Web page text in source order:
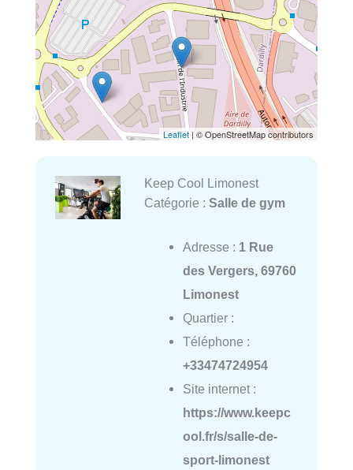
Leaflet | © OpenStreetMap contributors
Keep Cool Limonest
Catégorie : Salle de gym
Adresse : 1 Rue
des Vergers, 69760
Limonest
Quartier :
Téléphone :
+33474724954
Site internet :
https://www.keepc
ool.fr/s/salle-de-
sport-limonest